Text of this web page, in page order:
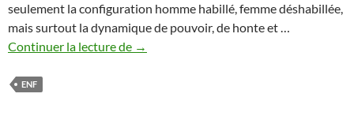
seulement la configuration homme habillé, femme déshabillée,
mais surtout la dynamique de pouvoir, de honte et …
Continuer la lecture de L’examen
→
ENF